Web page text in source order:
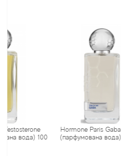
100
Hormone Paris Gaba тестер
(парфумована вода) 100 мл
Arabiyat
Aramis
Ariana Grande
Armaf
Armand Basi